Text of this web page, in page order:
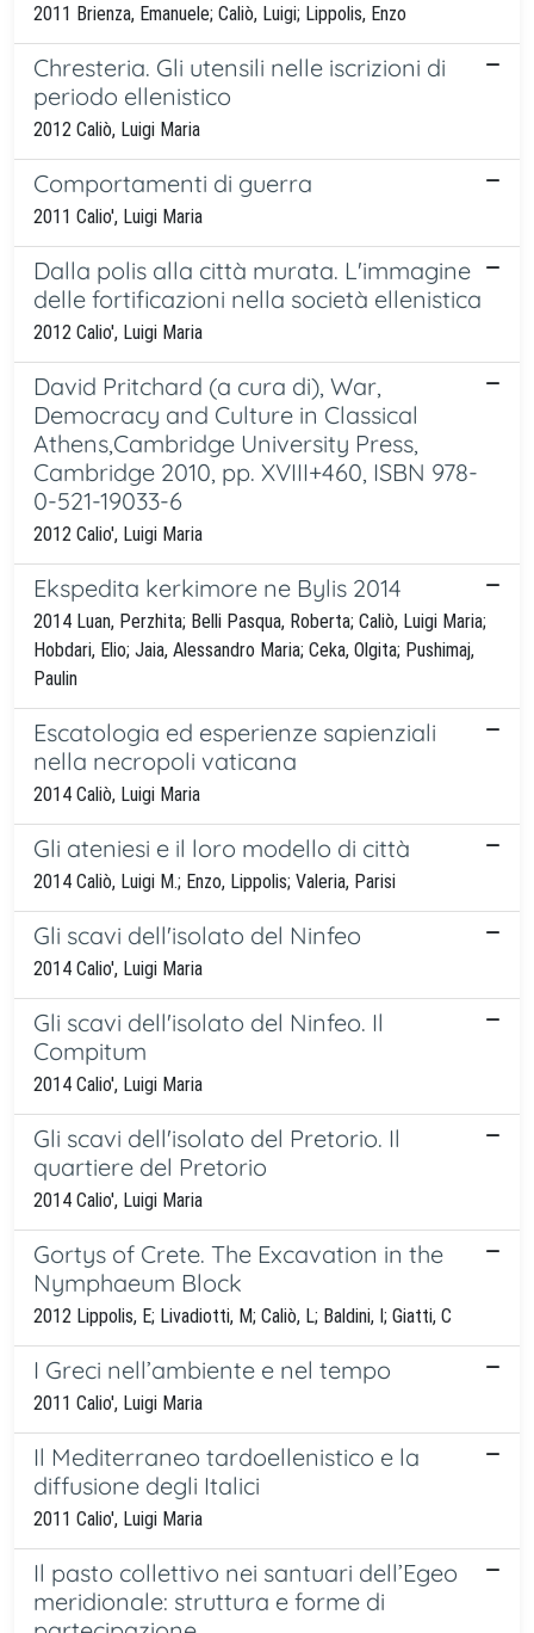
2011 Brienza, Emanuele; Caliò, Luigi; Lippolis, Enzo
Chresteria. Gli utensili nelle iscrizioni di
periodo ellenistico
2012 Caliò, Luigi Maria
Comportamenti di guerra
2011 Calio', Luigi Maria
Dalla polis alla città murata. L'immagine
delle fortificazioni nella società ellenistica
2012 Calio', Luigi Maria
David Pritchard (a cura di), War,
Democracy and Culture in Classical
Athens,Cambridge University Press,
Cambridge 2010, pp. XVIII+460, ISBN 978-
0-521-19033-6
2012 Calio', Luigi Maria
Ekspedita kerkimore ne Bylis 2014
2014 Luan, Perzhita; Belli Pasqua, Roberta; Caliò, Luigi Maria;
Hobdari, Elio; Jaia, Alessandro Maria; Ceka, Olgita; Pushimaj,
Paulin
Escatologia ed esperienze sapienziali
nella necropoli vaticana
2014 Caliò, Luigi Maria
Gli ateniesi e il loro modello di città
2014 Caliò, Luigi M.; Enzo, Lippolis; Valeria, Parisi
Gli scavi dell'isolato del Ninfeo
2014 Calio', Luigi Maria
Gli scavi dell'isolato del Ninfeo. Il
Compitum
2014 Calio', Luigi Maria
Gli scavi dell'isolato del Pretorio. Il
quartiere del Pretorio
2014 Calio', Luigi Maria
Gortys of Crete. The Excavation in the
Nymphaeum Block
2012 Lippolis, E; Livadiotti, M; Caliò, L; Baldini, I; Giatti, C
I Greci nell’ambiente e nel tempo
2011 Calio', Luigi Maria
Il Mediterraneo tardoellenistico e la
diffusione degli Italici
2011 Calio', Luigi Maria
Il pasto collettivo nei santuari dell’Egeo
meridionale: struttura e forme di